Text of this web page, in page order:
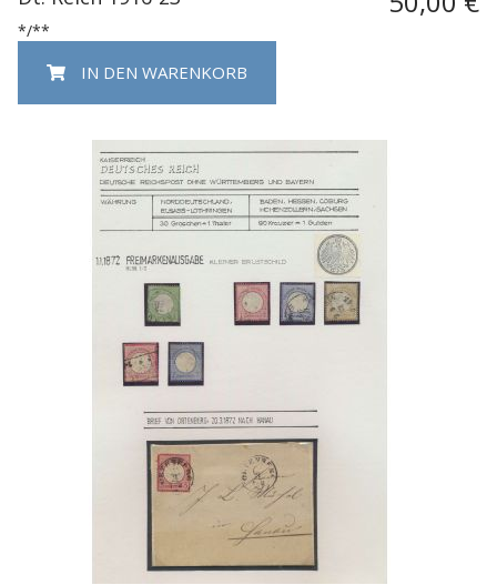
*/**
IN DEN WARENKORB